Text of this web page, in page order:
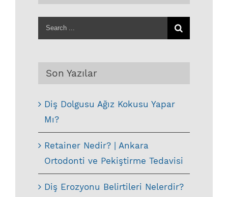
Search
for:
Son Yazılar
Diş Dolgusu Ağız Kokusu Yapar
Mı?
Retainer Nedir? | Ankara
Ortodonti ve Pekiştirme Tedavisi
Diş Erozyonu Belirtileri Nelerdir?